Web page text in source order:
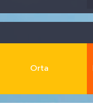
Orta